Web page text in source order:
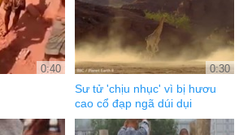
0:40 0:30
Sư tử 'chịu nhục' vì bị hươu
cao cổ đạp ngã dúi dụi